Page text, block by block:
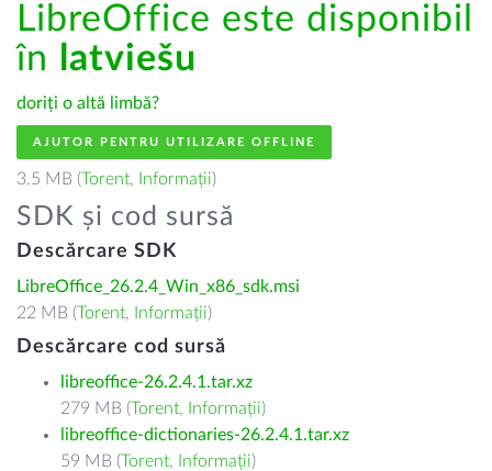
LibreOffice este disponibil
în
latviešu
doriți o altă limbă?
AJUTOR PENTRU UTILIZARE OFFLINE
3.5 MB (Torent, Informații)
SDK și cod sursă
Descărcare SDK
LibreOffice_26.2.4_Win_x86_sdk.msi
22 MB (Torent, Informații)
Descărcare cod sursă
libreoffice-26.2.4.1.tar.xz
279 MB (Torent, Informații)
libreoffice-dictionaries-26.2.4.1.tar.xz
59 MB (Torent, Informații)